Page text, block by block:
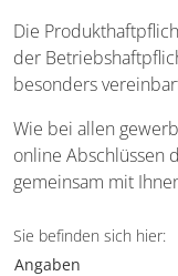
Die
der
besonders
Wie bei allen
online Abschlüssen
gemeinsam mit
Sie befinden sich hier:
Angaben